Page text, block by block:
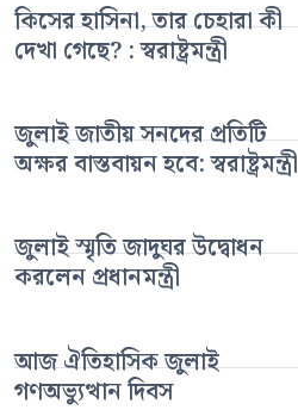
কিসের হাসিনা, তার চেহারা কী
দেখা গেছে? : স্বরাষ্ট্রমন্ত্রী
জুলাই জাতীয় সনদের প্রতিটি
অক্ষর বাস্তবায়ন হবে: স্বরাষ্ট্রমন্ত্রী
জুলাই স্মৃতি জাদুঘর উদ্বোধন
করলেন প্রধানমন্ত্রী
আজ ঐতিহাসিক জুলাই
গণঅভ্যুত্থান দিবস